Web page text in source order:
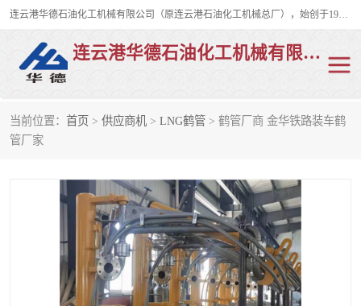
连云港华德石油化工机械有限公司（原连云港石油化工机械总厂），始创于1982年，是从事码头船用流体装卸臂、陆用流体装卸臂（鹤管）、活动梯、钢构平台、定量装车系统等全系列流体装卸设备的设计、制造、销售以及服务的专业供应商。
连云港华德石油化工机械有限公司
当前位置： 首页 > 供应商机 > LNG鹤管 > 鹤管厂商 金华铁路装车鹤
管厂家
陆用流体装卸臂
液氨鹤管 液氯鹤管
活动梯
平台栈桥 卸车鹤管
装车鹤管 输油臂